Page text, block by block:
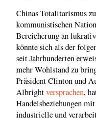
Chinas Totalitarismus
kommunistischen
Bereicherung an
könnte sich als der
seit Jahrhunderten
mehr Wohlstand zu
Präsident Clinton und
Albrightversprachen,
Handelsbeziehungen
industrielle und